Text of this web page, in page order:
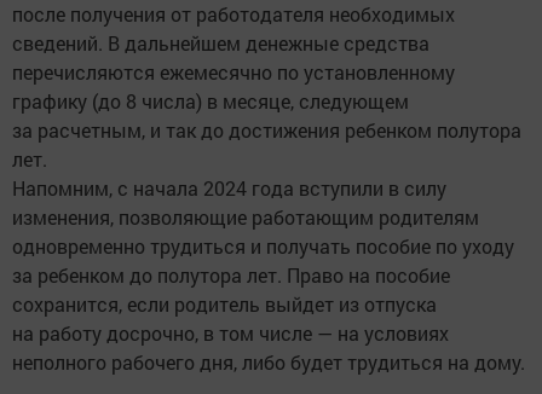
после получения от работодателя необходимых
сведений. В дальнейшем денежные средства
перечисляются ежемесячно по установленному
графику (до 8 числа) в месяце, следующем
за расчетным, и так до достижения ребенком полутора
лет.
Напомним, с начала 2024 года вступили в силу
изменения, позволяющие работающим родителям
одновременно трудиться и получать пособие по уходу
за ребенком до полутора лет. Право на пособие
сохранится, если родитель выйдет из отпуска
на работу досрочно, в том числе — на условиях
неполного рабочего дня, либо будет трудиться на дому.